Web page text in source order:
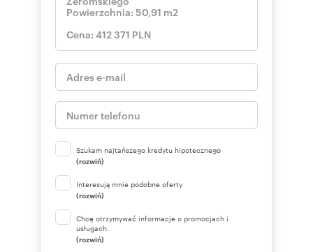
Szukam najtańszego kredytu hipotecznego
(rozwiń)
Interesują mnie podobne oferty
(rozwiń)
Chcę otrzymywać informacje o promocjach i
usługach.
(rozwiń)